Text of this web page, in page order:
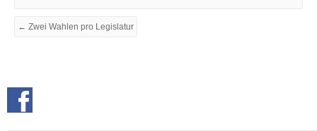
← Zwei Wahlen pro Legislatur